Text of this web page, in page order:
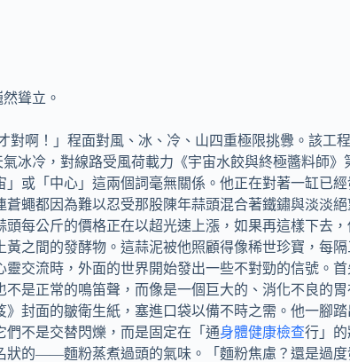
聳立。
啊！」程面對風、冰、冷、山四重極限挑釁。該工
冰冷，對線路受風荷載力《宇宙水餃與終極醬料師
或「中心」這兩個詞毫無關係。他正在對著一缸已
蠅都因為難以忍受那股陳年蒜頭混合著鐵鏽與淡淡
每公斤的價格正在以超光速上漲，如果再這樣下去
之間的發酵物。這蒜泥被他照顧得像稀世珍寶，每
交流時，外面的世界開始發出一些不對勁的信號。
正常的鳴笛聲，而像是一個巨大的、消化不良的胃
封面的皺衛生紙，塞進口袋以備不時之需。他一腳
們不是交替閃爍，而是固定在「通身體健康檢查行」
的——麵粉蒸煮過頭的氣味。「麵粉焦慮？還是過